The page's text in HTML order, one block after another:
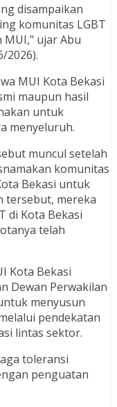
disampaikan
komunitas LGBT
ujar Abu
2026).
MUI Kota Bekasi
maupun hasil
untuk
menyeluruh.
muncul setelah
komunitas
Bekasi untuk
tersebut, mereka
di Kota Bekasi
telah
Kota Bekasi
Dewan Perwakilan
menyusun
pendekatan
lintas sektor.
toleransi
penguatan